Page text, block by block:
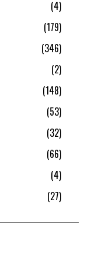
4
179
346
2
148
53
32
66
4
27